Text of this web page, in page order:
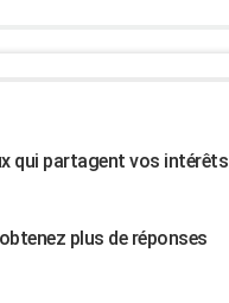
qui partagent vos intérêts
plus de réponses